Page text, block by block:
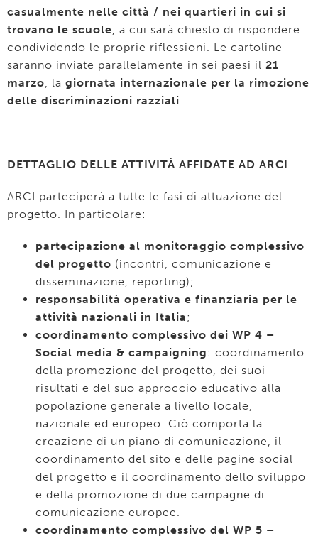
casualmente nelle città / nei quartieri in cui si
trovano le scuole, a cui sarà chiesto di rispondere
condividendo le proprie riflessioni. Le cartoline
saranno inviate parallelamente in sei paesi il 21
marzo, la giornata internazionale per la rimozione
delle discriminazioni razziali.
DETTAGLIO DELLE ATTIVITÀ AFFIDATE AD ARCI
ARCI parteciperà a tutte le fasi di attuazione del
progetto. In particolare:
partecipazione al monitoraggio complessivo
del progetto (incontri, comunicazione e
disseminazione, reporting);
responsabilità operativa e finanziaria per le
attività nazionali in Italia;
coordinamento complessivo dei WP 4 –
Social media & campaigning: coordinamento
della promozione del progetto, dei suoi
risultati e del suo approccio educativo alla
popolazione generale a livello locale,
nazionale ed europeo. Ciò comporta la
creazione di un piano di comunicazione, il
coordinamento del sito e delle pagine social
del progetto e il coordinamento dello sviluppo
e della promozione di due campagne di
comunicazione europee.
coordinamento complessivo del WP 5 –